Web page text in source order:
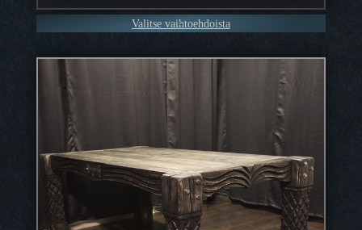
–
1099,90 €
Valitse vaihtoehdoista